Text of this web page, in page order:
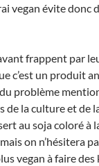
vegan évite donc
frappent par
c’est un produit
problème
de la culture et de
au soja coloré à
on n’hésitera
vegan à faire